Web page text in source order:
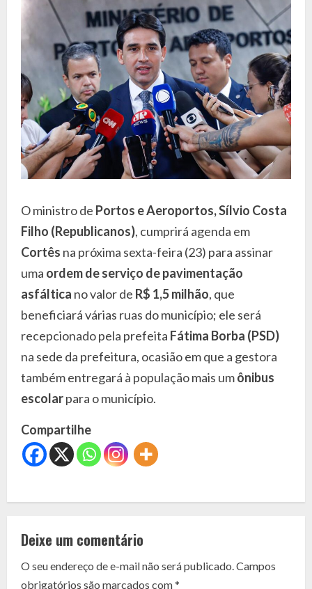
O ministro de Portos e Aeroportos, Sílvio Costa
Filho (Republicanos), cumprirá agenda em
Cortês na próxima sexta-feira (23) para assinar
uma ordem de serviço de pavimentação
asfáltica no valor de R$ 1,5 milhão, que
beneficiará várias ruas do município; ele será
recepcionado pela prefeita Fátima Borba (PSD)
na sede da prefeitura, ocasião em que a gestora
também entregará à população mais umônibus
escolarpara o município.
Compartilhe
C
n
t
Deixe um comentário
O seu endereço de e-mail não será publicado.Campos
obrigatórios são marcados com*